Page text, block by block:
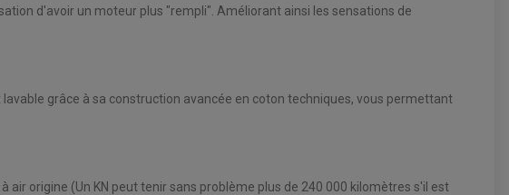
d'avoir un moteur plus "rempli". Améliorant ainsi les sensations de
grâce à sa construction avancée en coton techniques, vous permettant
air origine (Un KN peut tenir sans problème plus de 240 000 kilomètres s'il est